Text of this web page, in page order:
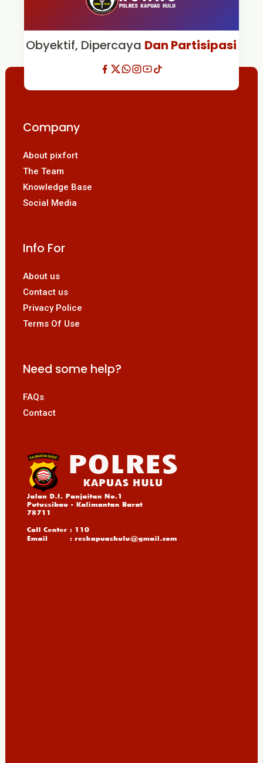
Obyektif, Dipercaya Dan Partisipasi
Company
About pixfort
The Team
Knowledge Base
Social Media
Info For
About us
Contact us
Privacy Police
Terms Of Use
Need some help?
FAQs
Contact